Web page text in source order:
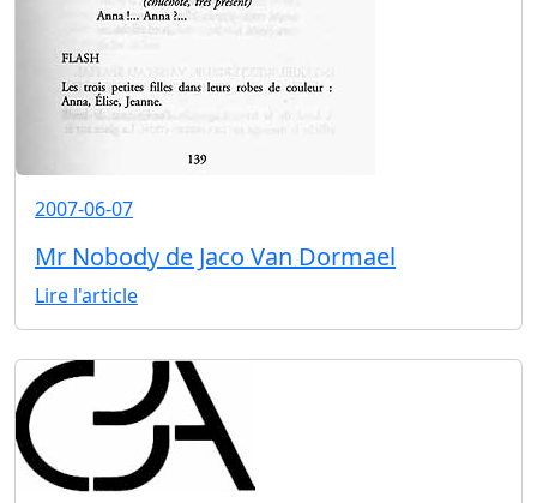
2007-06-07
Mr Nobody de Jaco Van Dormael
Lire l'article